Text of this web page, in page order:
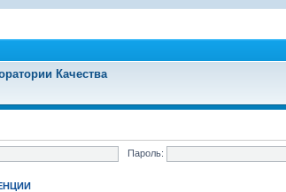
Качества
Пароль: